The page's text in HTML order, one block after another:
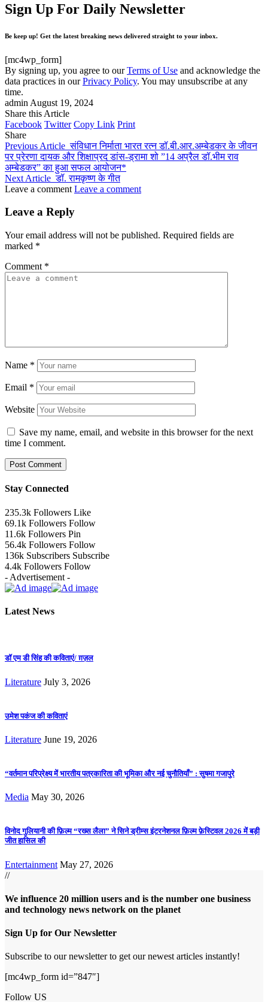
Sign Up For Daily Newsletter
Be keep up! Get the latest breaking news delivered straight to your inbox.
[mc4wp_form]
By signing up, you agree to ourTerms of Use and acknowledge the
data practices in ourPrivacy Policy. You may unsubscribe at any
time.
admin August 19, 2024
Share this Article
Facebook Twitter Copy Link Print
Share
Previous Article संविधान निर्माता भारत रत्न डॉ.बी.आर.अम्बेडकर के जीवन
पर प्रेरणा दायक और शिक्षाप्रद डांस-ड्रामा शो ”14 अप्रैल डॉ.भीम राव
अम्बेडकर” का हुआ सफल आयोजन*
Next Article डॉ. रामकृष्ण के गीत
Leave a comment Leave a comment
Leave a Reply
Your email address will not be published. Required fields are
marked *
Comment *
Name *
Email *
Website
Save my name, email, and website in this browser for the next
time I comment.
Stay Connected
235.3k Followers Like
69.1k Followers Follow
11.6k Followers Pin
56.4k Followers Follow
136k Subscribers Subscribe
4.4k Followers Follow
- Advertisement -
Latest News
डॉ एम डी सिंह की कविताएं/ ग़ज़ल
Literature July 3, 2026
उमेश पकंज की कविताएं
Literature June 19, 2026
“वर्तमान परिप्रेक्ष्य में भारतीय पत्रकारिता की भूमिका और नई चुनौतियाँ” : सुषमा गजापुरे
Media May 30, 2026
विनोद गुलियानी की फ़िल्म “रख्स लैला” ने सिने ड्रीम्स इंटरनेशनल फ़िल्म फ़ेस्टिवल 2026 में बड़ी
जीत हासिल की
Entertainment May 27, 2026
//
We influence 20 million users and is the number one business
and technology news network on the planet
Sign Up for Our Newsletter
Subscribe to our newsletter to get our newest articles instantly!
[mc4wp_form id=”847″]
Follow US